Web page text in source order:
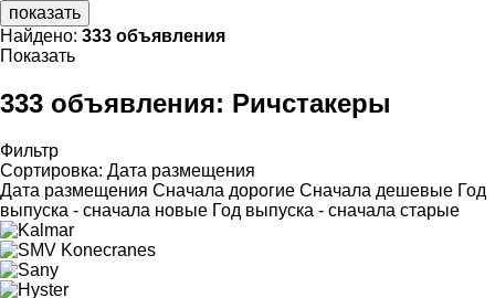
показать
Найдено: 333 объявления
Показать
333 объявления: Ричстакеры
Фильтр
Сортировка: Дата размещения
Дата размещения Сначала дорогие Сначала дешевые Год
выпуска - сначала новые Год выпуска - сначала старые